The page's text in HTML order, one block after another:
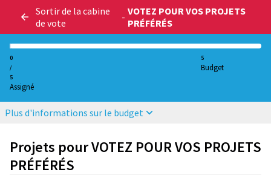
Sortir de la cabine
de vote
- VOTEZ POUR VOS PROJETS
PRÉFÉRÉS
0
/
5
Assigné
5
Budget
Plus d'informations sur le budget
Projets pour VOTEZ POUR VOS PROJETS
PRÉFÉRÉS